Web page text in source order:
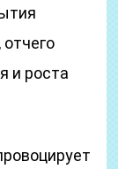
и роста